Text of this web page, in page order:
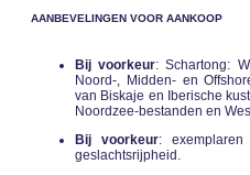
AANBEVELINGEN VOOR AANKOOP
Bij voorkeur: Schartong:
Noord-, Midden- en
van Biskaje en Iberische
Noordzee-bestanden en
Bij voorkeur:
geslachtsrijpheid.